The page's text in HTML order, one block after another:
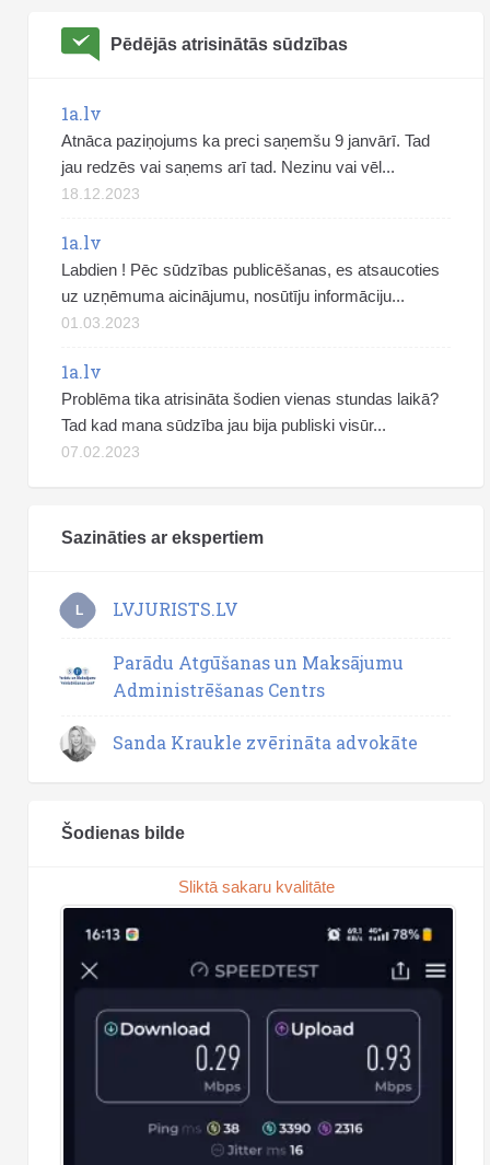
Pēdējās atrisinātās sūdzības
1a.lv
Atnāca paziņojums ka preci saņemšu 9 janvārī. Tad
jau redzēs vai saņems arī tad. Nezinu vai vēl...
18.12.2023
1a.lv
Labdien ! Pēc sūdzības publicēšanas, es atsaucoties
uz uzņēmuma aicinājumu, nosūtīju informāciju...
01.03.2023
1a.lv
Problēma tika atrisināta šodien vienas stundas laikā?
Tad kad mana sūdzība jau bija publiski visūr...
07.02.2023
Sazināties ar ekspertiem
L LVJURISTS.LV
Parādu Atgūšanas un Maksājumu
Administrēšanas Centrs
Sanda Kraukle zvērināta advokāte
Šodienas bilde
Sliktā sakaru kvalitāte